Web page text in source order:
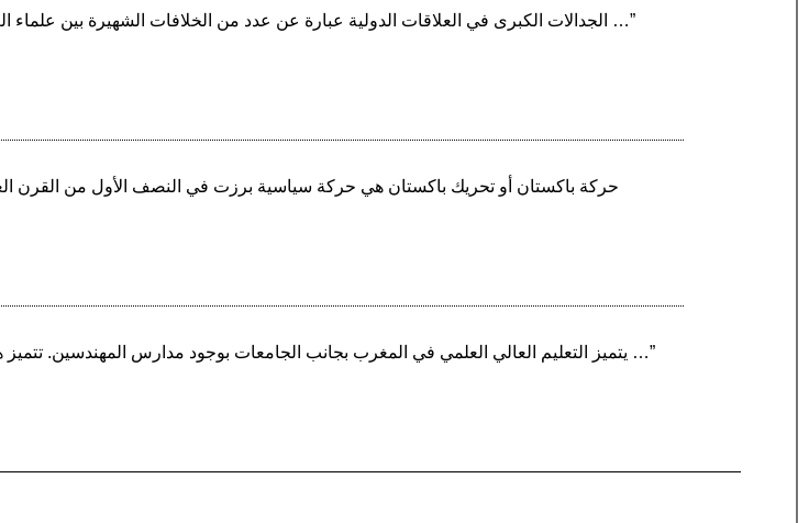
“الجدالات الكبرى في العلاقات الدولية عبارة عن عدد من الخلافات الشهيرة بين علماء العلاقات الدولية. يصف آشوورث كيف تأثر مجال العلاقات الدولية …”
“يتميز التعليم العالي العلمي في المغرب بجانب الجامعات بوجود مدارس المهندسين. تتميز هذه المدارس على وجه الخصوص بمباريات الولوج وعدد المقاعد …”